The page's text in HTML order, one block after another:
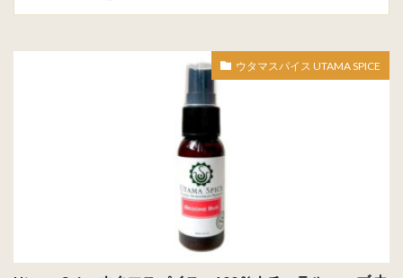
ウタマスパイス UTAMA SPICE